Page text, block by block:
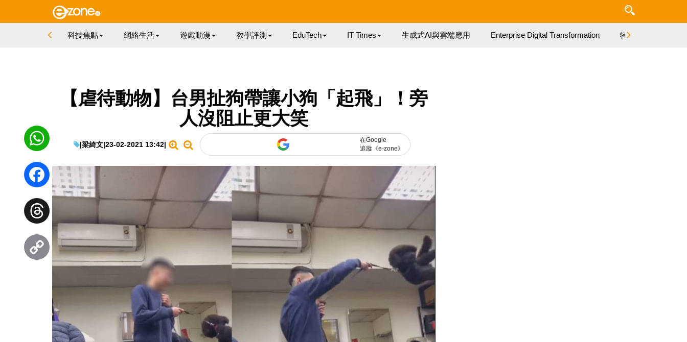
科技焦點 網絡生活 遊戲動漫 教學評測 EduTech IT Times 生成式AI與雲端應用 Enterprise Digital Transformation 特集
【虐待動物】台男扯狗帶讓小狗「起飛」！旁
人沒阻止更大笑
|梁綺文|23-02-2021 13:42|
在Google
追蹤《e-zone》
WhatsApp
Facebook
Threads